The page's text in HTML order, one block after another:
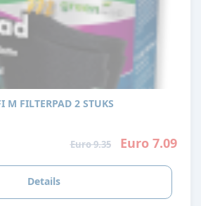
M FILTERPAD 2 STUKS
Euro 9.35 Euro 7.09
Details